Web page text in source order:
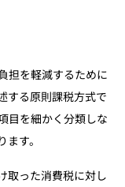
担を軽減するために
する原則課税方式で
目を細かく分類しな
す。
取った消費税に対し